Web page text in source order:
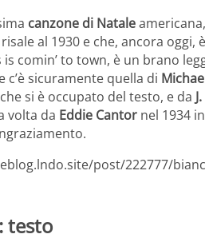
canzone di Natale
al 1930 e che, ancora oggi,
is comin’ to town, è un brano
sicuramente quella di
che si è occupato del testo, e da
volta da Eddie Cantor nel 1934
post/222777/
testo